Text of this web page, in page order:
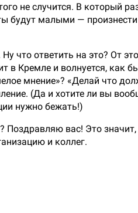
не случится. В который
будут малыми —
что ответить на это? От
Кремле и волнуется, как
мнение»? «Делай что
(Да и хотите ли вы
нужно бежать!)
Поздравляю вас! Это
и коллег.